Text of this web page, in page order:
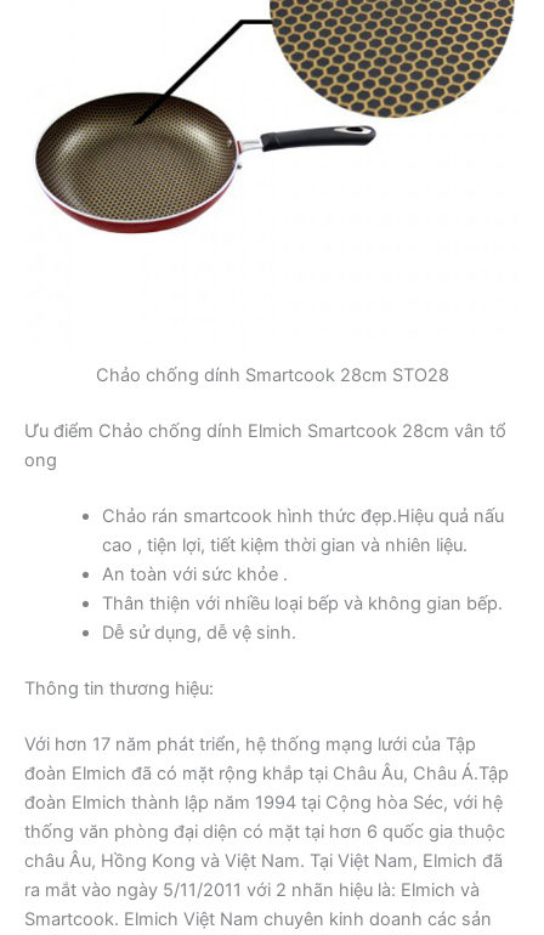
Chảo chống dính Smartcook 28cm STO28
Ưu điểm Chảo chống dính Elmich Smartcook 28cm vân tổ
ong
Chảo rán smartcook hình thức đẹp.Hiệu quả nấu
cao , tiện lợi, tiết kiệm thời gian và nhiên liệu.
An toàn với sức khỏe .
Thân thiện với nhiều loại bếp và không gian bếp.
Dễ sử dụng, dễ vệ sinh.
Thông tin thương hiệu:
Với hơn 17 năm phát triển, hệ thống mạng lưới của Tập
đoàn Elmich đã có mặt rộng khắp tại Châu Âu, Châu Á.Tập
đoàn Elmich thành lập năm 1994 tại Cộng hòa Séc, với hệ
thống văn phòng đại diện có mặt tại hơn 6 quốc gia thuộc
châu Âu, Hồng Kong và Việt Nam. Tại Việt Nam, Elmich đã
ra mắt vào ngày 5/11/2011 với 2 nhãn hiệu là: Elmich và
Smartcook. Elmich Việt Nam chuyên kinh doanh các sản